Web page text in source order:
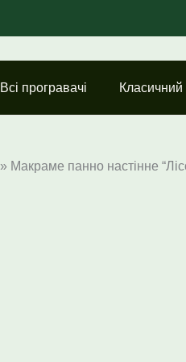
Всі програвачі Класичний
» Макраме панно настінне